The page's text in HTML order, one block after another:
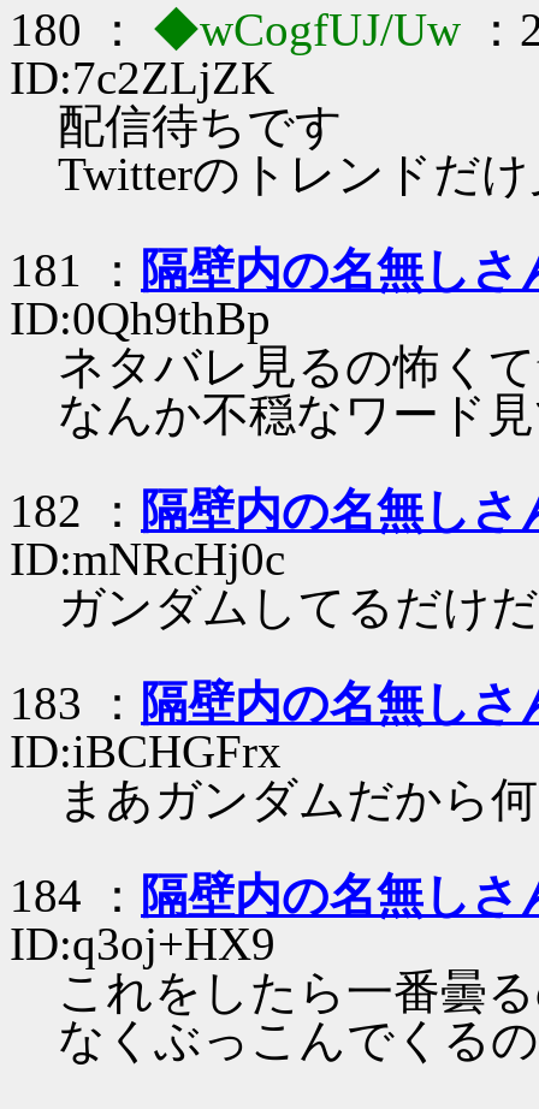
180 ：
◆wCogfUJ/Uw
ID:7c2ZLjZK
配信待ちです
Twitterのトレンドだ
181 ： 隔壁内の名無しさ
ID:0Qh9thBp
ネタバレ見るの怖く
なんか不穏なワード
182 ： 隔壁内の名無しさ
ID:mNRcHj0c
ガンダムしてるだけ
183 ： 隔壁内の名無しさ
ID:iBCHGFrx
まあガンダムだから
184 ： 隔壁内の名無しさ
ID:q3oj+HX9
これをしたら一番曇
なくぶっこんでくる